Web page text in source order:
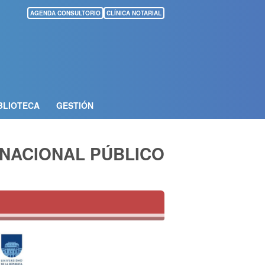
AGENDA CONSULTORIO CLÍNICA NOTARIAL
GESTIÓN
PÚBLICO